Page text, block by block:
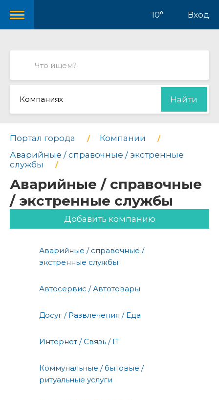
10° Вход
Компаниях Найти
Портал города
Компании
Аварийные / справочные / экстренные
службы
Аварийные / справочные
/ экстренные службы
Добавить компанию
Аварийные / справочные /
экстренные службы
Автосервис / Автотовары
Досуг / Развлечения / Еда
Интернет / Связь / IT
Коммунальные / бытовые /
ритуальные услуги